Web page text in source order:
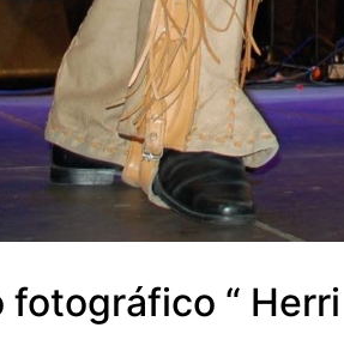
fotográfico “